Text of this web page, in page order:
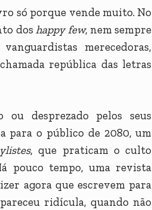
só porque vende muito. No
doshappy few, nem sempre
merecedoras,
república das letras
desprezado pelos seus
para o público de 2080, um
, que praticam o culto
pouco tempo, uma revista
agora que escrevem para
ridícula, quando não